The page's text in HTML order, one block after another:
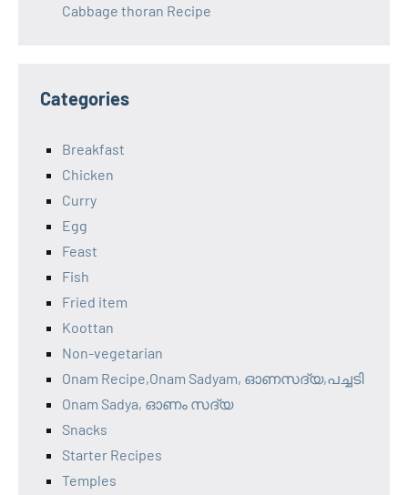
Cabbage thoran Recipe
Categories
Breakfast
Chicken
Curry
Egg
Feast
Fish
Fried item
Koottan
Non-vegetarian
Onam Recipe,Onam Sadyam, ഓണസദ്യ,പച്ചടി
Onam Sadya, ഓണം സദ്യ
Snacks
Starter Recipes
Temples